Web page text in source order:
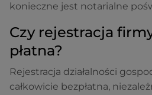
konieczne jest notarialne
Czy rejestracja
płatna?
Rejestracja działalności
całkowicie bezpłatna,